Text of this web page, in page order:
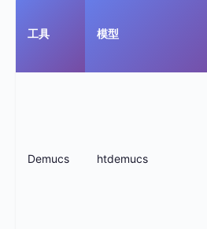
工具 模型
Demucs htdemucs